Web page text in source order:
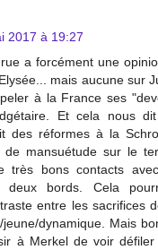
2017 à 19:27
a forcément une
mais aucune sur
à la France ses
Et cela nous
des réformes à la
de mansuétude sur le
très bons contacts
deux bords. Cela
entre les sacrifices
jeune/dynamique. Mais
à Merkel de voir